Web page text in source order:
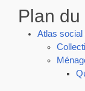
Plan du
Atlas social